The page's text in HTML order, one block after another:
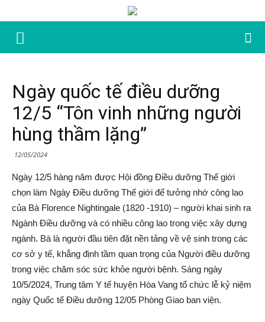
Ngày quốc tế điều dưỡng
12/5 “Tôn vinh những người
hùng thầm lặng”
12/05/2024
Ngày 12/5 hàng năm được Hội đồng Điều dưỡng Thế giới
chọn làm Ngày Điều dưỡng Thế giới để tưởng nhớ công lao
của Bà Florence Nightingale (1820 -1910) – người khai sinh ra
Ngành Điều dưỡng và có nhiều công lao trong việc xây dựng
ngành. Bà là người đầu tiên đặt nền tảng về vệ sinh trong các
cơ sở y tế, khẳng định tầm quan trọng của Người điều dưỡng
trong việc chăm sóc sức khỏe người bệnh. Sáng ngày
10/5/2024, Trung tâm Y tế huyện Hòa Vang tổ chức lễ kỷ niệm
ngày Quốc tế Điều dưỡng 12/05 Phòng Giao ban viện.